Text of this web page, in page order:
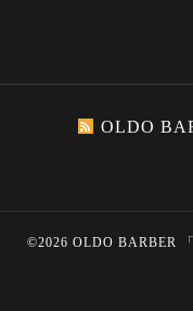
OLDO
©2026 OLDO BARBER